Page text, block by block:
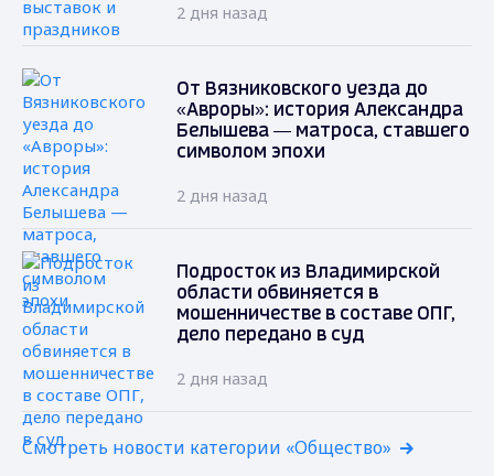
2 дня назад
От Вязниковского уезда до
«Авроры»: история Александра
Белышева — матроса, ставшего
символом эпохи
2 дня назад
Подросток из Владимирской
области обвиняется в
мошенничестве в составе ОПГ,
дело передано в суд
2 дня назад
Смотреть новости категории «Общество»